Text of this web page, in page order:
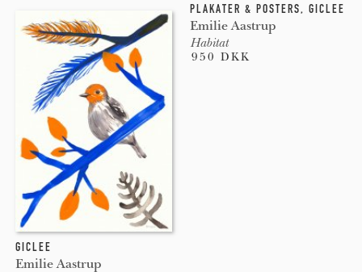
PLAKATER & POSTERS, GICLEE
Emilie Aastrup
Habitat
950 DKK
GICLEE
Emilie Aastrup